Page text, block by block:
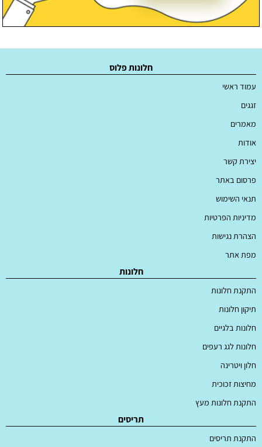
חלונות פלוס
עמוד ראשי
זגגים
מאמרים
אודות
יצירת קשר
פרסום באתר
תנאי השימוש
מדיניות הפרטיות
הצהרת נגישות
מפת אתר
חלונות
התקנת חלונות
תיקון חלונות
חלונות בלגיים
חלונות לגג רעפים
חלון ויטרינה
מחיצות זכוכית
התקנת חלונות מעץ
תריסים
התקנת תריסים